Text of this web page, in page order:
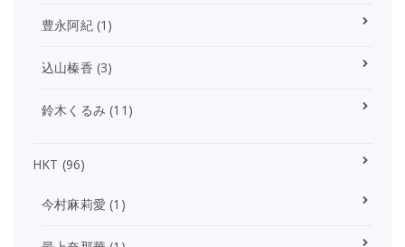
豊永阿紀(1)
込山榛香 (3)
鈴木くるみ (11)
HKT (96)
今村麻莉愛 (1)